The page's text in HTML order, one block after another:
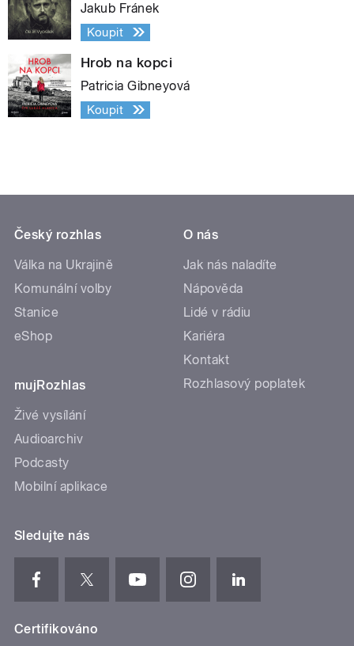
Jakub Fránek
Koupit
Hrob na kopci
Patricia Gibneyová
Koupit
Český rozhlas
Válka na Ukrajině
Komunální volby
Stanice
eShop
mujRozhlas
Živé vysílání
Audioarchiv
Podcasty
Mobilní aplikace
O nás
Jak nás naladíte
Nápověda
Lidé v rádiu
Kariéra
Kontakt
Rozhlasový poplatek
Sledujte nás
Certifikováno